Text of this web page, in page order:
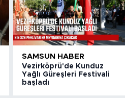
SAMSUN HABER
Vezirköprü'de Kunduz
Yağlı Güreşleri Festivali
başladı